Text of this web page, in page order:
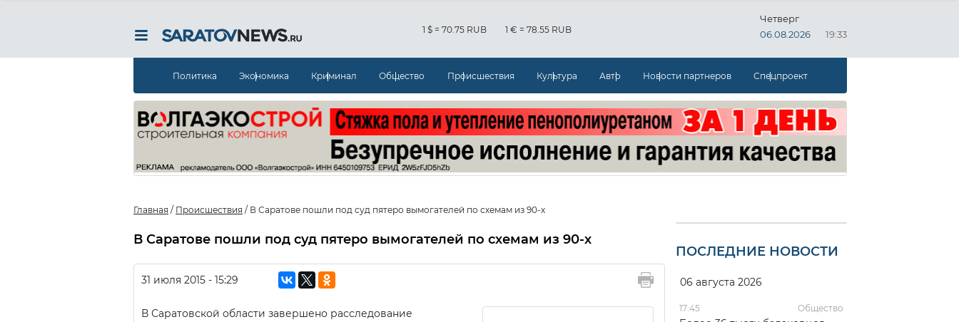
1 $ = 70.75 RUB 1 € = 78.55 RUB
Четверг
06.08.2026
19:33
Политика Экономика Криминал Общество Происшествия Культура Авто Новости партнеров Спецпроект
Главная / Происшествия / В Саратове пошли под суд пятеро вымогателей по схемам из 90-х
В Саратове пошли под суд пятеро вымогателей по схемам из 90-х
31 июля 2015 - 15:29
В Саратовской области завершено расследование
ПОСЛЕДНИЕ НОВОСТИ
06 августа 2026
17:45 Общество